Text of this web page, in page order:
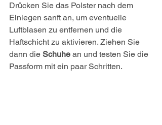
Drücken Sie das Polster nach dem
Einlegen sanft an, um eventuelle
Luftblasen zu entfernen und die
Haftschicht zu aktivieren. Ziehen Sie
dann die Schuhe an und testen Sie die
Passform mit ein paar Schritten.